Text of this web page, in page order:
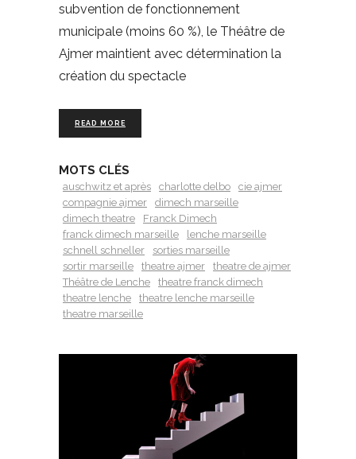
subvention de fonctionnement
municipale (moins 60 %), le Théâtre de
Ajmer maintient avec détermination la
création du spectacle
READ MORE
MOTS CLÉS
auschwitz et après charlotte delbo
cie ajmer
compagnie ajmer
dimech marseille
dimech theatre
Franck Dimech
franck dimech marseille
lenche marseille
schnell schneller
sorties marseille
sortir marseille
theatre ajmer
theatre de ajmer
Théâtre de Lenche
theatre franck dimech
theatre lenche
theatre lenche marseille
theatre marseille